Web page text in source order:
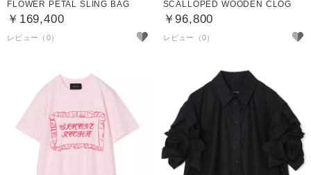
FLOWER PETAL SLING BAG
￥169,400
SCALLOPED WOODEN CLOG
￥96,800